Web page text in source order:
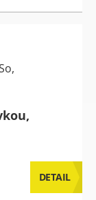
DETAIL